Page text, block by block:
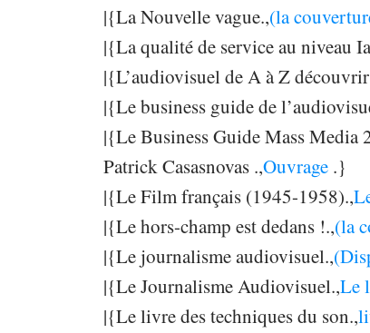
|{La Nouvelle vague.,(la
|{La qualité de service au niveau
|{L’audiovisuel de A à Z
|{Le business guide de
|{Le Business Guide Mass
Patrick Casasnovas .,Ouvrage .}
|{Le Film français (1945-1958).,
|{Le hors-champ est dedans !.,(la
|{Le journalisme audiovisuel.,
|{Le Journalisme Audiovisuel.,Le
|{Le livre des techniques du son.,